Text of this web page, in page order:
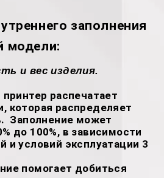
заполнения
модели:
и вес изделия.
распечатает
которая распределяет
Заполнение может
до 100%, в зависимости
и условий эксплуатации 3
помогает добиться